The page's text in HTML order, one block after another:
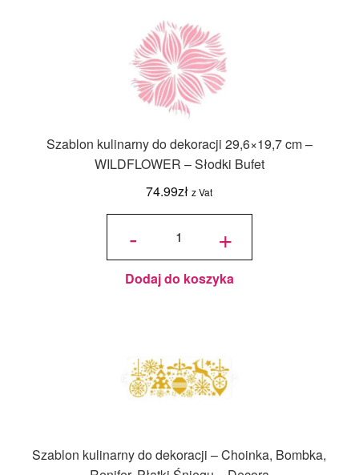
Szablon kulinarny do dekoracji 29,6×19,7 cm –
WILDFLOWER – Słodki Bufet
74.99zł z Vat
-
ilość Szablon
29,6x19,7 cm -
WILDFLOWER
- Słodki Bufet +
Dodaj do koszyka
Szablon kulinarny do dekoracji – Choinka, Bombka,